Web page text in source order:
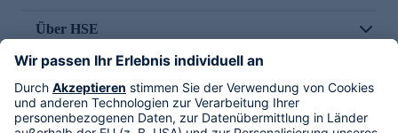
Über HSE
Im TV
HSE International